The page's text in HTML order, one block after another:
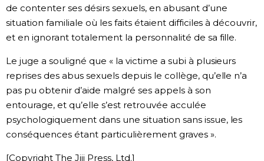
de contenter ses désirs sexuels, en abusant d’une
situation familiale où les faits étaient difficiles à découvrir,
et en ignorant totalement la personnalité de sa fille.
Le juge a souligné que « la victime a subi à plusieurs
reprises des abus sexuels depuis le collège, qu’elle n’a
pas pu obtenir d’aide malgré ses appels à son
entourage, et qu’elle s’est retrouvée acculée
psychologiquement dans une situation sans issue, les
conséquences étant particulièrement graves ».
[Copyright The Jiji Press, Ltd.]